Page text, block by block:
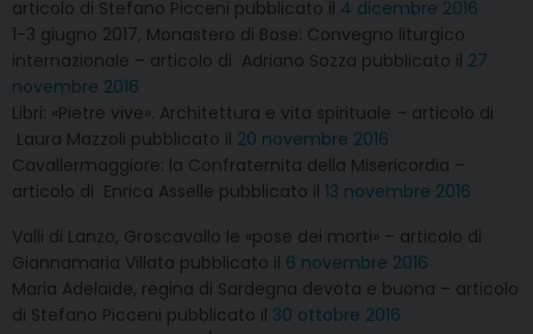
articolo di Stefano Picceni pubblicato il 4 dicembre 2016
1-3 giugno 2017, Monastero di Bose: Convegno liturgico
internazionale – articolo di Adriano Sozza pubblicato il 27
novembre 2016
Libri: «Pietre vive». Architettura e vita spirituale – articolo di
Laura Mazzoli pubblicato il 20 novembre 2016
Cavallermaggiore: la Confraternita della Misericordia –
articolo di Enrica Asselle pubblicato il 13 novembre 2016
Valli di Lanzo, Groscavallo le «pose dei morti» – articolo di
Giannamaria Villata pubblicato il 6 novembre 2016
Maria Adelaide, regina di Sardegna devota e buona – articolo
di Stefano Picceni pubblicato il 30 ottobre 2016